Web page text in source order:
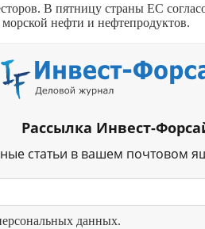
В пятницу страны ЕС
нефти и нефтепродуктов.
Рассылка Инвест-
статьи в вашем почтовом
данных.